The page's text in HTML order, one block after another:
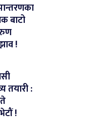
बाटो
!
तयारी :
!